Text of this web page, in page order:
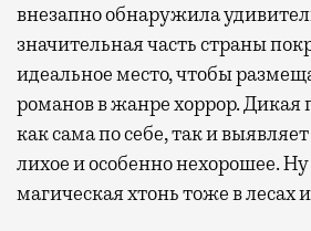
внезапно обнаружила
значительная часть страны
идеальное место, чтобы
романов в жанре хоррор. Дикая
как сама по себе, так и
лихое и особенно нехорошее.
магическая хтонь тоже в лесах